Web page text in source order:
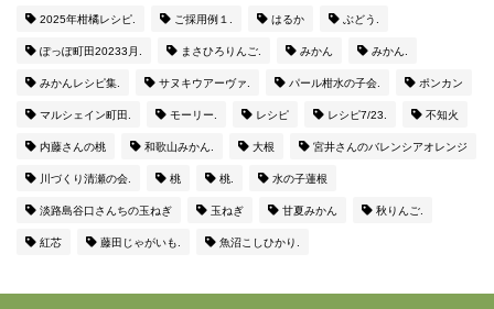
2025年柑橘レシピ. ご採用例１. はるか ぶどう.
ぽっぽ町田20233月. まさひろりんご. みかん みかん.
みかんレシピ集. サヌキウアーヴァ. パール柑水の子会. ポンカン
マルシェイン町田. モーリー. レシピ レシピ7/23. 不知火
内藤さんの桃 和歌山みかん. 大根 宮井さんのバレンシアオレンジ
川づくり清瀬の会. 桃 桃. 水の子蓮根
淡路島谷口さんちの玉ねぎ 玉ねぎ 甘夏みかん 秋りんご.
紅芯 藤田じゃがいも. 魚沼こしひかり.